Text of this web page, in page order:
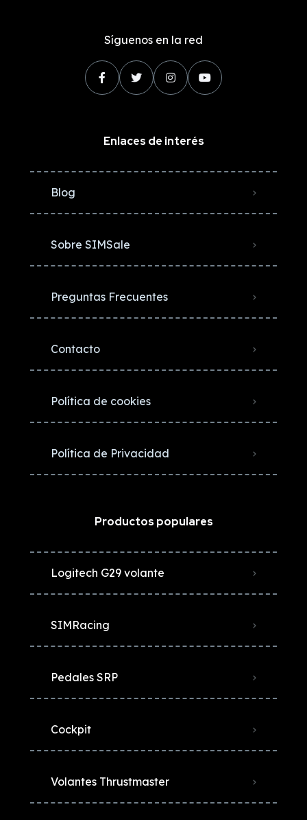
Síguenos en la red
Enlaces de interés
Blog
Sobre SIMSale
Preguntas Frecuentes
Contacto
Política de cookies
Política de Privacidad
Productos populares
Logitech G29 volante
SIMRacing
Pedales SRP
Cockpit
Volantes Thrustmaster